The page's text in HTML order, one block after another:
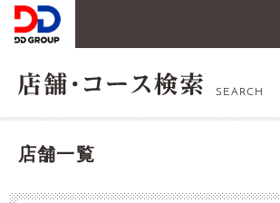
SEARCH
店舗一覧